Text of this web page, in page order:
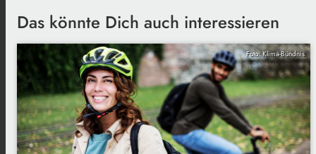
Das könnte Dich auch interessieren
Foto: Klima-Bündnis